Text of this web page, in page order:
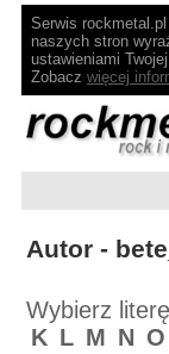
Serwis
naszych stron
ustawieniami
Zobacz więcej
Autor -
Wybierz
K L M N O